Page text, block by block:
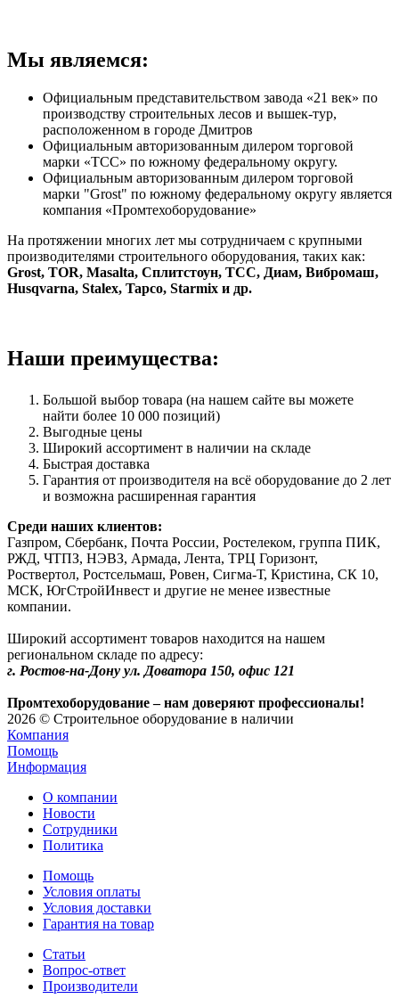
Мы являемся:
Официальным представительством завода «21 век» по
производству строительных лесов и вышек-тур,
расположенном в городе Дмитров
Официальным авторизованным дилером торговой
марки «TCC» по южному федеральному округу.
Официальным авторизованным дилером торговой
марки "Grost" по южному федеральному округу является
компания «Промтехоборудование»
На протяжении многих лет мы сотрудничаем с крупными
производителями строительного оборудования, таких как:
Grost, TOR, Masalta, Сплитстоун, ТСС, Диам, Вибромаш,
Husqvarna, Stalex, Tapco, Starmix и др.
Наши преимущества:
Большой выбор товара (на нашем сайте вы можете
найти более 10 000 позиций)
Выгодные цены
Широкий ассортимент в наличии на складе
Быстрая доставка
Гарантия от производителя на всё оборудование до 2 лет
и возможна расширенная гарантия
Среди наших клиентов:
Газпром, Сбербанк, Почта России, Ростелеком, группа ПИК,
РЖД, ЧТПЗ, НЭВЗ, Армада, Лента, ТРЦ Горизонт,
Роствертол, Ростсельмаш, Ровен, Сигма-Т, Кристина, СК 10,
МСК, ЮгСтройИнвест и другие не менее известные
компании.
Широкий ассортимент товаров находится на нашем
региональном складе по адресу:
г. Ростов-на-Дону ул. Доватора 150, офис 121
Промтехоборудование – нам доверяют профессионалы!
2026 © Строительное оборудование в наличии
Компания
Помощь
Информация
О компании
Новости
Сотрудники
Политика
Помощь
Условия оплаты
Условия доставки
Гарантия на товар
Статьи
Вопрос-ответ
Производители